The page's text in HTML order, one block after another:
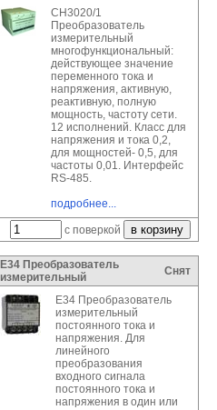
СН3020/1
Преобразователь
измерительный
многофункциональный:
действующее значение
переменного тока и
напряжения, активную,
реактивную, полную
мощность, частоту сети.
12 исполнений. Класс для
напряжения и тока 0,2,
для мощностей- 0,5, для
частоты 0,01. Интерфейс
RS-485.
подробнее...
с поверкой
Е34 Преобразователь
измерительный
Снят
Е34 Преобразователь
измерительный
постоянного тока и
напряжения. Для
линейного
преобразования
входного сигнала
постоянного тока и
напряжения в один или